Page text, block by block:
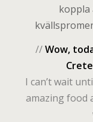
koppla
//Wow,
I can’t wait
amazing food